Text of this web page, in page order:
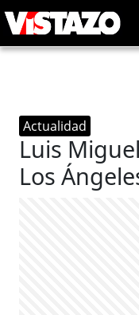
Actualidad
Luis
Los